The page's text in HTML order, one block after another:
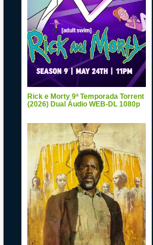
Rick e Morty 9ª Temporada Torrent
(2026) Dual Áudio WEB-DL 1080p